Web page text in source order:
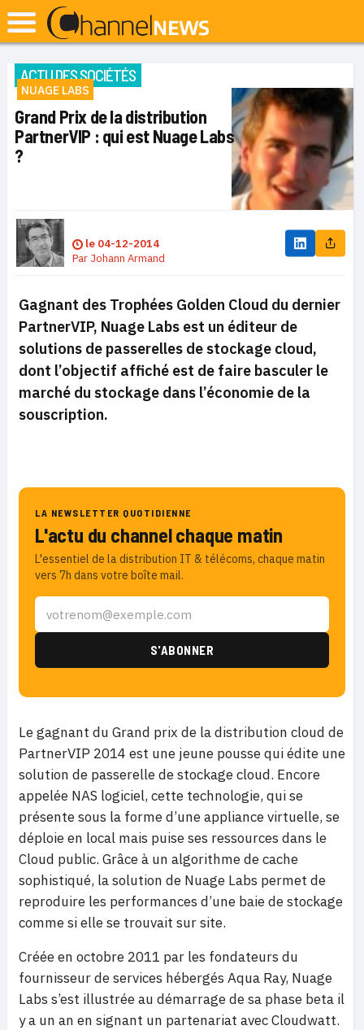
ACTU DES SOCIÉTÉS
NUAGE LABS
Grand Prix de la distribution
PartnerVIP : qui est Nuage Labs
?
le 04-12-2014
Par Johann Armand
Gagnant des Trophées Golden Cloud du dernier
PartnerVIP, Nuage Labs est un éditeur de
solutions de passerelles de stockage cloud,
dont l’objectif affiché est de faire basculer le
marché du stockage dans l’économie de la
souscription.
LA NEWSLETTER QUOTIDIENNE
L'actu du channel chaque matin
L'essentiel de la distribution IT & télécoms, chaque matin
vers 7h dans votre boîte mail.
Le gagnant du Grand prix de la distribution cloud de
PartnerVIP 2014 est une jeune pousse qui édite une
solution de passerelle de stockage cloud. Encore
appelée NAS logiciel, cette technologie, qui se
présente sous la forme d’une appliance virtuelle, se
déploie en local mais puise ses ressources dans le
Cloud public. Grâce à un algorithme de cache
sophistiqué, la solution de Nuage Labs permet de
reproduire les performances d’une baie de stockage
comme si elle se trouvait sur site.
Créée en octobre 2011 par les fondateurs du
fournisseur de services hébergés Aqua Ray, Nuage
Labs s’est illustrée au démarrage de sa phase beta il
y a un an en signant un partenariat avec Cloudwatt.